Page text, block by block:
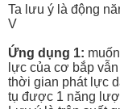
Ta lưu ý là động
V
Ứng dụng 1:
lực của cơ bắp
thời gian phát lực
tụ được 1 năng